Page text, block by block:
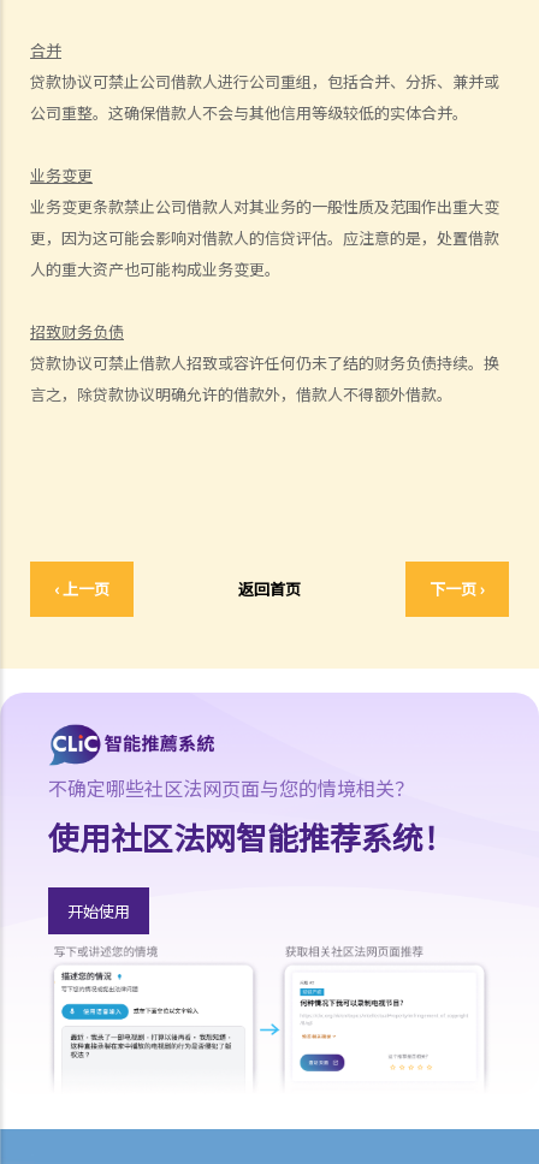
合并
贷款协议可禁止公司借款人进行公司重组，包括合并、分拆、兼并或
公司重整。这确保借款人不会与其他信用等级较低的实体合并。
业务变更
业务变更条款禁止公司借款人对其业务的一般性质及范围作出重大变
更，因为这可能会影响对借款人的信贷评估。应注意的是，处置借款
人的重大资产也可能构成业务变更。
招致财务负债
贷款协议可禁止借款人招致或容许任何仍未了结的财务负债持续。换
言之，除贷款协议明确允许的借款外，借款人不得额外借款。
‹ 上一页 返回首页 下一页 ›
7. 偿还贷款
8. 违约—贷款人何时可以终止贷款协议，并要求还款及收取所有其他应
付款项？
2. 透支
A. 发卡机构、持卡人及商户之间的关系
C. 利息、财务费用和其他费用及收费
D. 还款
E. 未经授权的交易
3. 如何应付收数公司？
不确定哪些社区法网页面与您的情境相关？
使用社区法网智能推荐系统！
开始使用